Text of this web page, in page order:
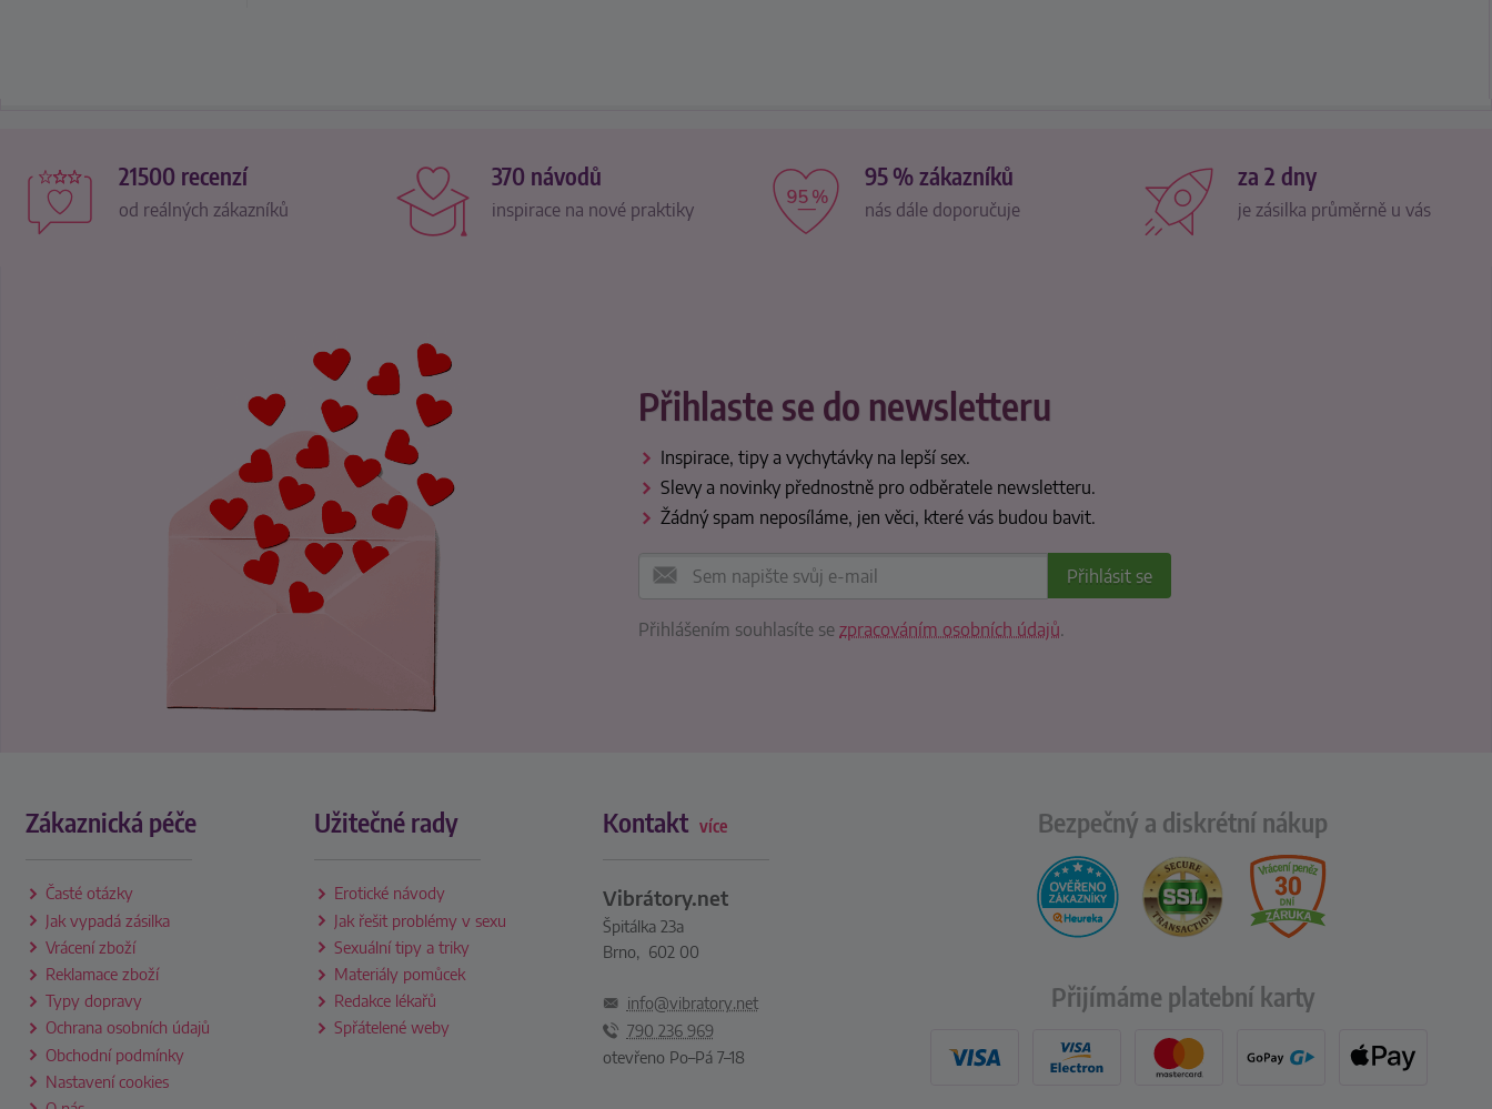
21500 recenzí
od reálných zákazníků
370 návodů
inspirace na nové praktiky
95 % zákazníků
nás dále doporučuje
za 2 dny
je zásilka průměrně u vás
Přihlaste se do newsletteru
Inspirace, tipy a vychytávky na lepší sex.
Slevy a novinky přednostně pro odběratele newsletteru.
Žádný spam neposíláme, jen věci, které vás budou bavit.
Přihlášením souhlasíte sezpracováním osobních údajů.
Zákaznická péče
Časté otázky
Jak vypadá zásilka
Vrácení zboží
Reklamace zboží
Typy dopravy
Ochrana osobních údajů
Obchodní podmínky
Nastavení cookies
Užitečné rady
Erotické návody
Jak řešit problémy v sexu
Sexuální tipy a triky
Materiály pomůcek
Redakce lékařů
Spřátelené weby
Kontakt více
Vibrátory.net
Špitálka 23a
Brno, 602 00
info@vibratory.net
790 236 969
otevřeno Po–Pá 7–18
Bezpečný a diskrétní nákup
Přijímáme platební karty